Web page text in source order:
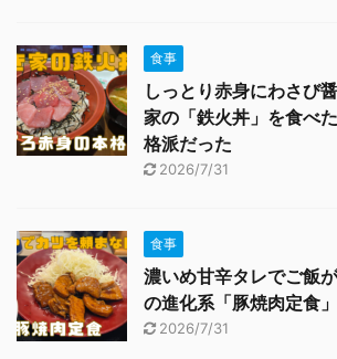
食事
しっとり赤身にわさび
家の「鉄火丼」を食べ
格派だった
2026/7/31
食事
濃いめ甘辛タレでご飯
の進化系「豚焼肉定食
2026/7/31